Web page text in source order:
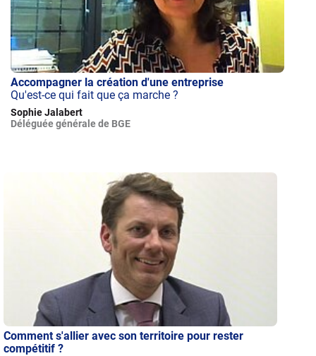
Accompagner la création d'une entreprise
Qu'est-ce qui fait que ça marche ?
Sophie Jalabert
Déléguée générale de BGE
Comment s'allier avec son territoire pour rester
compétitif ?